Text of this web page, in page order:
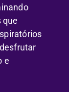
que
e